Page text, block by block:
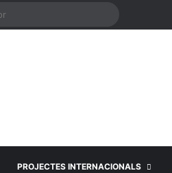
PROJECTES INTERNACIONALS